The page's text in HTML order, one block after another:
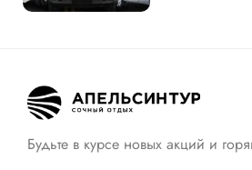
Будьте в курсе новых акций и